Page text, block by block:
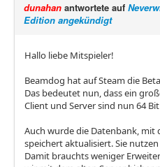
dunahan antwortete auf
Edition angekündigt
Hallo liebe Mitspieler!
Beamdog hat auf Steam die
Das bedeutet nun, dass ein
Client und Server sind nun 64
Auch wurde die Datenbank, mit
speichert aktualisiert. Sie
Damit brauchts weniger